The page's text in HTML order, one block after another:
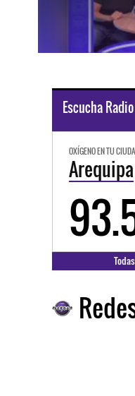
Escucha
OXÍGENO EN TU
Arequipa